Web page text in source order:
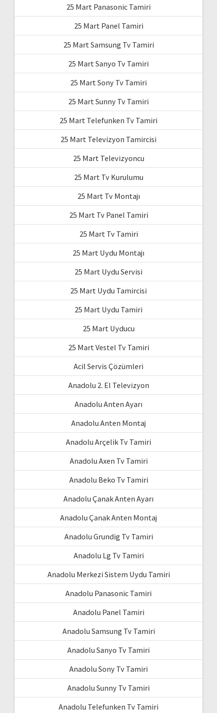
25 Mart Panasonic Tamiri
25 Mart Panel Tamiri
25 Mart Samsung Tv Tamiri
25 Mart Sanyo Tv Tamiri
25 Mart Sony Tv Tamiri
25 Mart Sunny Tv Tamiri
25 Mart Telefunken Tv Tamiri
25 Mart Televizyon Tamircisi
25 Mart Televizyoncu
25 Mart Tv Kurulumu
25 Mart Tv Montajı
25 Mart Tv Panel Tamiri
25 Mart Tv Tamiri
25 Mart Uydu Montajı
25 Mart Uydu Servisi
25 Mart Uydu Tamircisi
25 Mart Uydu Tamiri
25 Mart Uyducu
25 Mart Vestel Tv Tamiri
Acil Servis Çözümleri
Anadolu 2. El Televizyon
Anadolu Anten Ayarı
Anadolu Anten Montaj
Anadolu Arçelik Tv Tamiri
Anadolu Axen Tv Tamiri
Anadolu Beko Tv Tamiri
Anadolu Çanak Anten Ayarı
Anadolu Çanak Anten Montaj
Anadolu Grundig Tv Tamiri
Anadolu Lg Tv Tamiri
Anadolu Merkezi Sistem Uydu Tamiri
Anadolu Panasonic Tamiri
Anadolu Panel Tamiri
Anadolu Samsung Tv Tamiri
Anadolu Sanyo Tv Tamiri
Anadolu Sony Tv Tamiri
Anadolu Sunny Tv Tamiri
Anadolu Telefunken Tv Tamiri